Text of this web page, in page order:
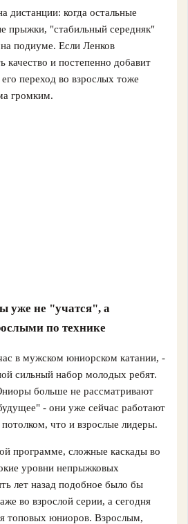
дистанции: когда остальные
прыжки, "стабильный середняк"
на подиуме. Если Ленков
качество и постепенно добавит
переход во взрослых тоже
громким.
уже не "учатся", а
по технике
в мужском юниорском катании, -
сильный набор молодых ребят.
больше не рассматривают
- они уже сейчас работают
что и взрослые лидеры.
программе, сложные каскады во
уровни непрыжковых
лет назад подобное было бы
во взрослой серии, а сегодня
топовых юниоров. Взрослым,